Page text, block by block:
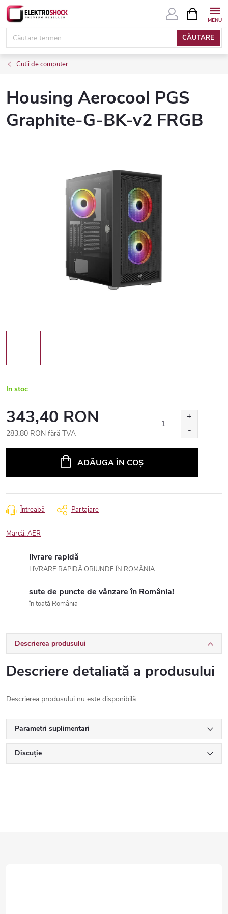
Treci
conținut
CĂUTARE
COŞ
DE
Cutii de computer
Housing Aerocool PGS
Graphite-G-BK-v2 FRGB
In stoc
343,40 RON
283,80 RON fără TVA
ADĂUGA ÎN COŞ
Întreabă Partajare
Marcă:AER
livrare rapidă
LIVRARE RAPIDĂ ORIUNDE ÎN ROMÂNIA
sute de puncte de vânzare în România!
în toată România
Descrierea produsului
Descriere detaliată a produsului
Descrierea produsului nu este disponibilă
Parametri suplimentari
Discuţie